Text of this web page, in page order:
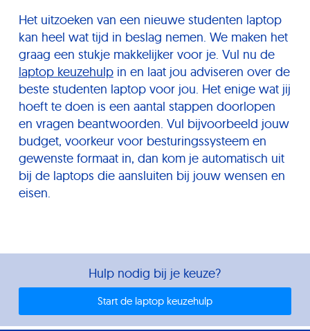
Het uitzoeken van een nieuwe studenten laptop
kan heel wat tijd in beslag nemen. We maken het
graag een stukje makkelijker voor je. Vul nu de
laptop keuzehulpin en laat jou adviseren over de
beste studenten laptop voor jou. Het enige wat jij
hoeft te doen is een aantal stappen doorlopen
en vragen beantwoorden. Vul bijvoorbeeld jouw
budget, voorkeur voor besturingssysteem en
gewenste formaat in, dan kom je automatisch uit
bij de laptops die aansluiten bij jouw wensen en
eisen.
Hulp nodig bij je keuze?
Start de laptop keuzehulp